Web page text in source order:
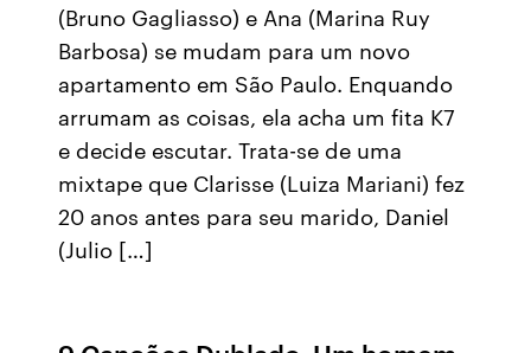
(Bruno Gagliasso) e Ana (Marina Ruy
Barbosa) se mudam para um novo
apartamento em São Paulo. Enquando
arrumam as coisas, ela acha um fita K7
e decide escutar. Trata-se de uma
mixtape que Clarisse (Luiza Mariani) fez
20 anos antes para seu marido, Daniel
(Julio […]